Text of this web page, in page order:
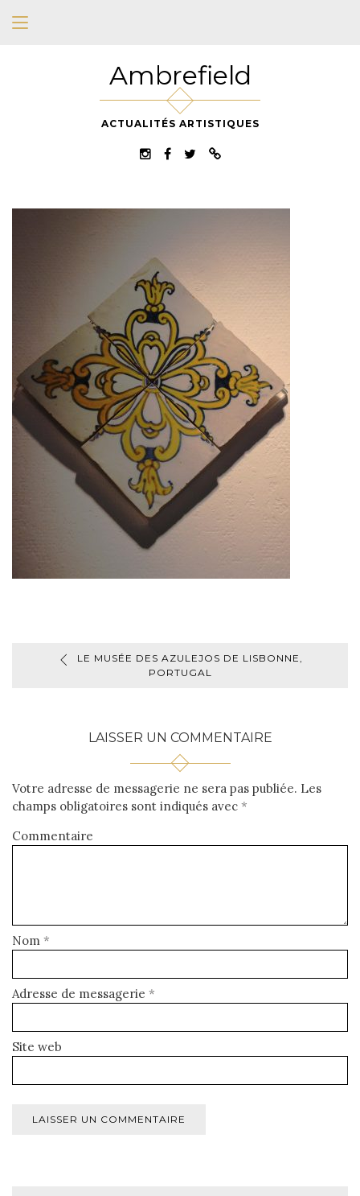
Ambrefield
ACTUALITÉS ARTISTIQUES
LE MUSÉE DES AZULEJOS DE LISBONNE,
PORTUGAL
LAISSER UN COMMENTAIRE
Votre adresse de messagerie ne sera pas publiée. Les
champs obligatoires sont indiqués avec *
Commentaire
Nom *
Adresse de messagerie *
Site web